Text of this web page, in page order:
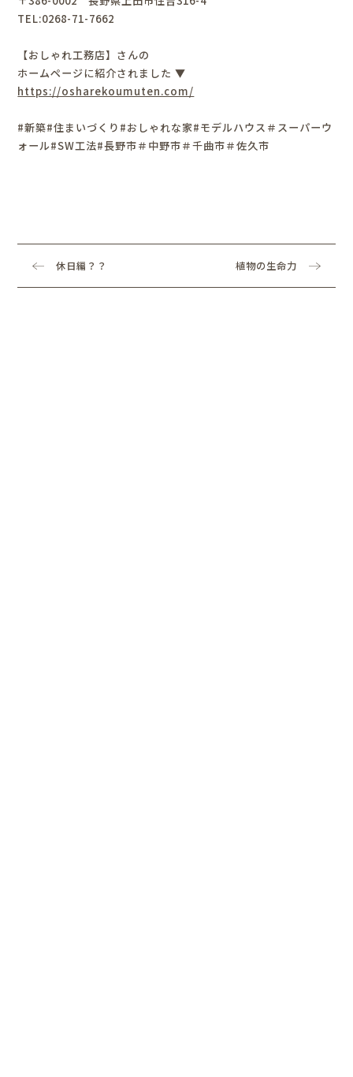
TEL:0268-71-7662
【おしゃれ工務店】さんの
ホームページに紹介されました ▼
https://osharekoumuten.com/
#新築#住まいづくり#おしゃれな家#モデルハウス＃スーパーウ
ォール#SW工法#長野市＃中野市＃千曲市＃佐久市
休日編？？ 植物の生命力